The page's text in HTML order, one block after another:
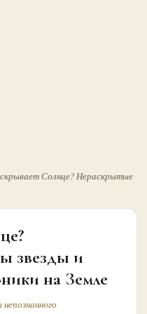
Солнце? Нераскрытые
звезды и
на Земле